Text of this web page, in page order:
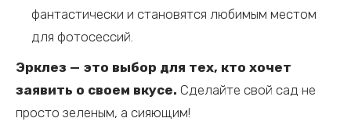
фантастически и становятся любимым местом
для фотосессий.
Эрклез — это выбор для тех, кто хочет
заявить о своем вкусе. Сделайте свой сад не
просто зеленым, а сияющим!